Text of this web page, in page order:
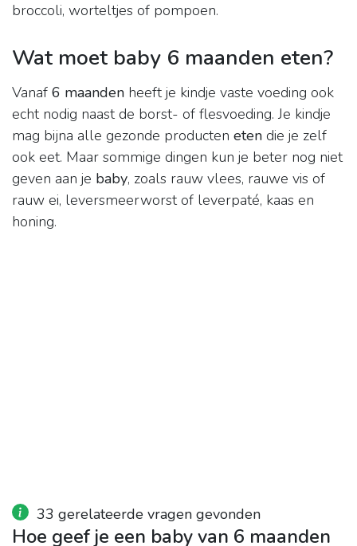
broccoli, worteltjes of pompoen.
Wat moet baby 6 maanden eten?
Vanaf 6 maanden heeft je kindje vaste voeding ook
echt nodig naast de borst- of flesvoeding. Je kindje
mag bijna alle gezonde producten eten die je zelf
ook eet. Maar sommige dingen kun je beter nog niet
geven aan je baby, zoals rauw vlees, rauwe vis of
rauw ei, leversmeerworst of leverpaté, kaas en
honing.
33 gerelateerde vragen gevonden
Hoe geef je een baby van 6 maanden